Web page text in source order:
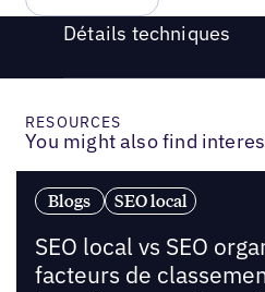
Détails techniques
RESOURCES
You might also find
Blogs SEO local
SEO local vs SEO
facteurs de